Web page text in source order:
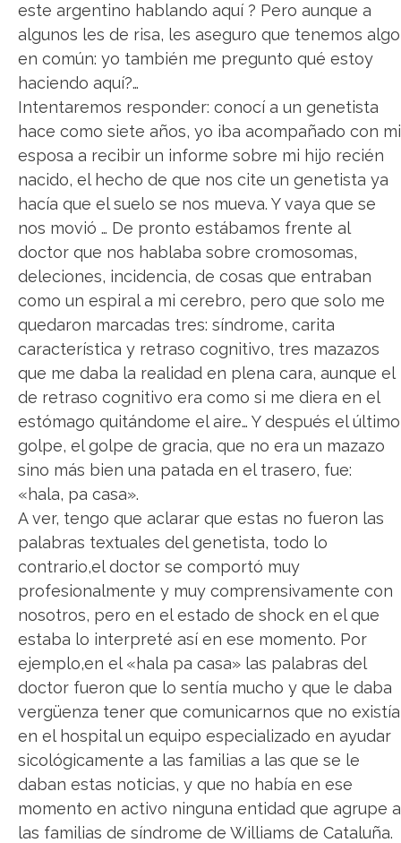
este argentino hablando aquí ? Pero aunque a
algunos les de risa, les aseguro que tenemos algo
en común: yo también me pregunto qué estoy
haciendo aquí?…
Intentaremos responder: conocí a un genetista
hace como siete años, yo iba acompañado con mi
esposa a recibir un informe sobre mi hijo recién
nacido, el hecho de que nos cite un genetista ya
hacía que el suelo se nos mueva. Y vaya que se
nos movió … De pronto estábamos frente al
doctor que nos hablaba sobre cromosomas,
deleciones, incidencia, de cosas que entraban
como un espiral a mi cerebro, pero que solo me
quedaron marcadas tres: síndrome, carita
característica y retraso cognitivo, tres mazazos
que me daba la realidad en plena cara, aunque el
de retraso cognitivo era como si me diera en el
estómago quitándome el aire… Y después el último
golpe, el golpe de gracia, que no era un mazazo
sino más bien una patada en el trasero, fue:
«hala, pa casa».
A ver, tengo que aclarar que estas no fueron las
palabras textuales del genetista, todo lo
contrario,el doctor se comportó muy
profesionalmente y muy comprensivamente con
nosotros, pero en el estado de shock en el que
estaba lo interpreté así en ese momento. Por
ejemplo,en el «hala pa casa» las palabras del
doctor fueron que lo sentía mucho y que le daba
vergüenza tener que comunicarnos que no existía
en el hospital un equipo especializado en ayudar
sicológicamente a las familias a las que se le
daban estas noticias, y que no había en ese
momento en activo ninguna entidad que agrupe a
las familias de síndrome de Williams de Cataluña.